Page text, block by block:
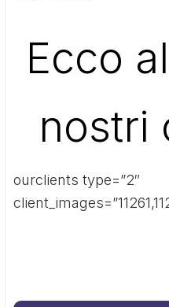
Ecco
nostri
ourclients type=”2″